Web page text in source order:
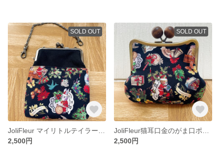
SOLD OUT
2,500円
SOLD OUT
2,500円